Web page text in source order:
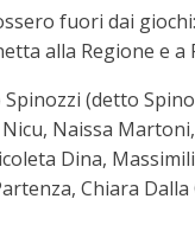
fuori dai
alla Regione e
Spinozzi (detto
Naissa
Dina,
Chiara